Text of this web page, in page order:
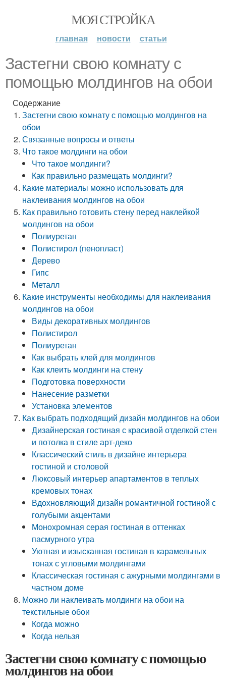
МОЯ СТРОЙКА
главная новости статьи
Застегни свою комнату с
помощью молдингов на обои
Содержание
Застегни свою комнату с помощью молдингов на
обои
Связанные вопросы и ответы
Что такое молдинги на обои
Что такое молдинги?
Как правильно размещать молдинги?
Какие материалы можно использовать для
наклеивания молдингов на обои
Как правильно готовить стену перед наклейкой
молдингов на обои
Полиуретан
Полистирол (пенопласт)
Дерево
Гипс
Металл
Какие инструменты необходимы для наклеивания
молдингов на обои
Виды декоративных молдингов
Полистирол
Полиуретан
Как выбрать клей для молдингов
Как клеить молдинги на стену
Подготовка поверхности
Нанесение разметки
Установка элементов
Как выбрать подходящий дизайн молдингов на обои
Дизайнерская гостиная с красивой отделкой стен
и потолка в стиле арт-деко
Классический стиль в дизайне интерьера
гостиной и столовой
Люксовый интерьер апартаментов в теплых
кремовых тонах
Вдохновляющий дизайн романтичной гостиной с
голубыми акцентами
Монохромная серая гостиная в оттенках
пасмурного утра
Уютная и изысканная гостиная в карамельных
тонах с угловыми молдингами
Классическая гостиная с ажурными молдингами в
частном доме
Можно ли наклеивать молдинги на обои на
текстильные обои
Когда можно
Когда нельзя
Застегни свою комнату с помощью
молдингов на обои